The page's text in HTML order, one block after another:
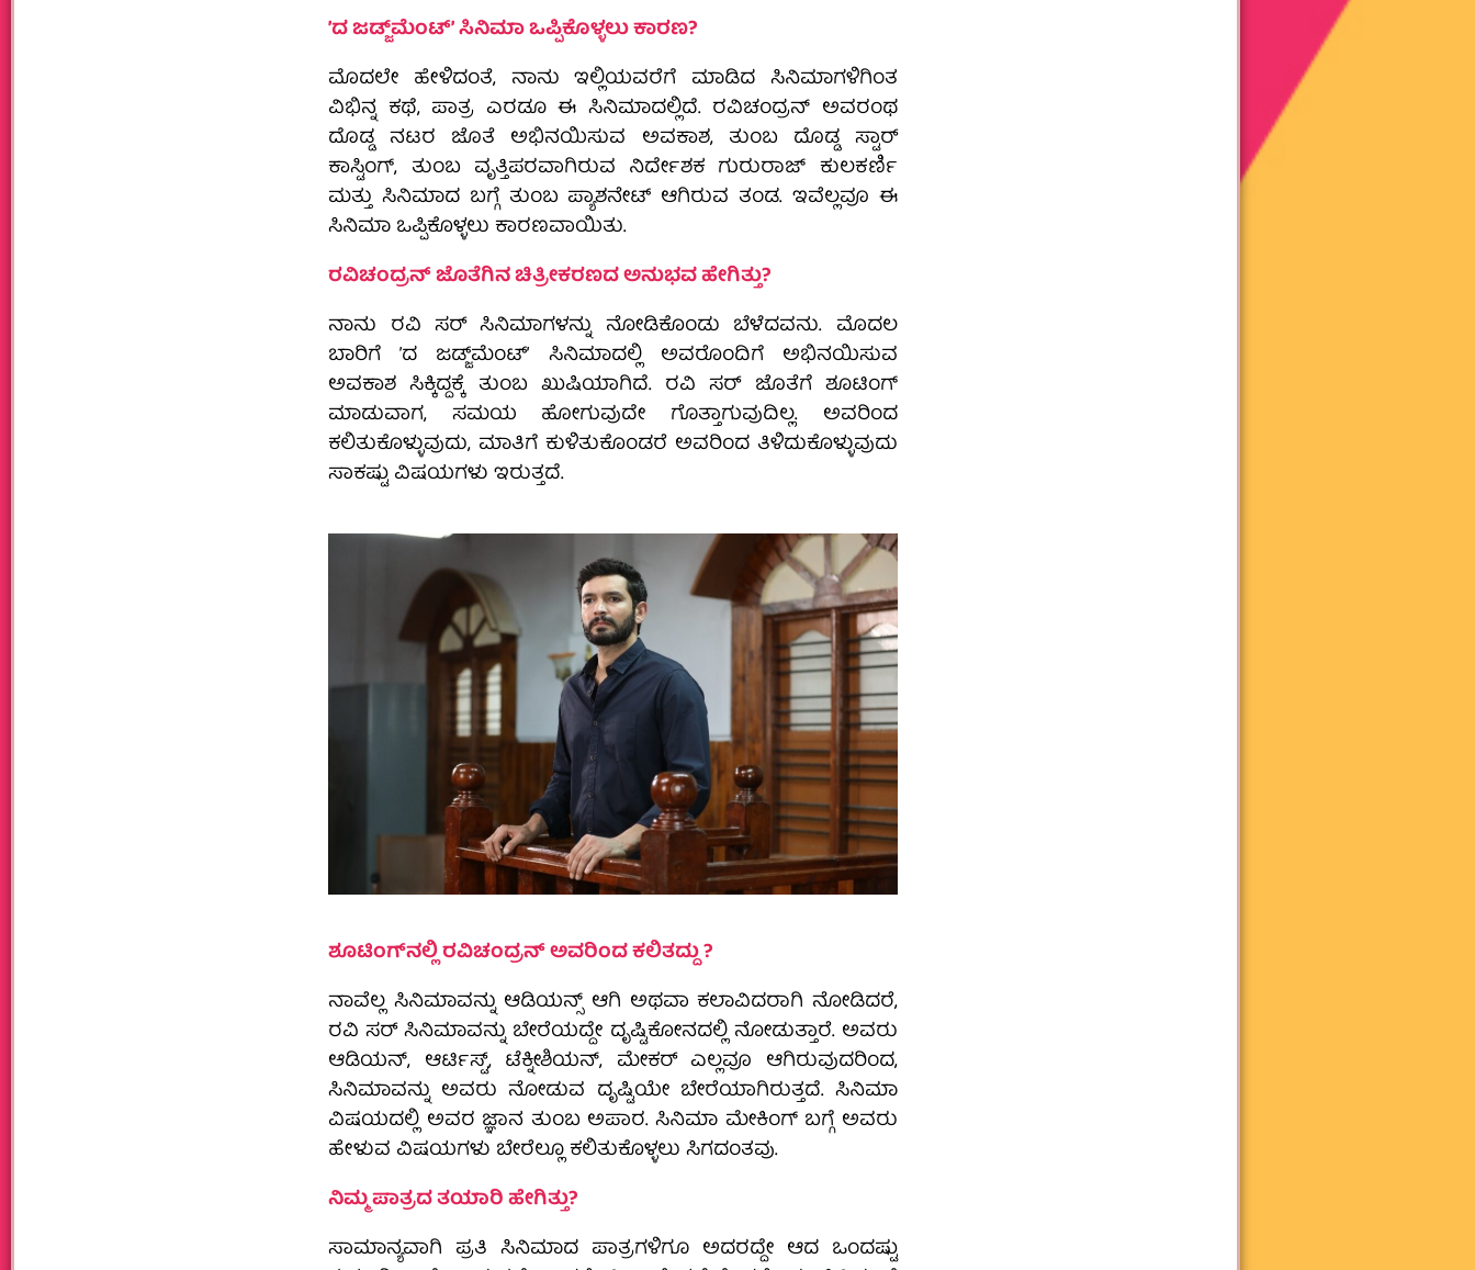
ʼದ ಜಡ್ಜ್‌ಮೆಂಟ್‌ʼ ಸಿನಿಮಾ ಒಪ್ಪಿಕೊಳ್ಳಲು ಕಾರಣ?
ಮೊದಲೇ ಹೇಳಿದಂತೆ, ನಾನು ಇಲ್ಲಿಯವರೆಗೆ ಮಾಡಿದ ಸಿನಿಮಾಗಳಿಗಿಂತ
ವಿಭಿನ್ನ ಕಥೆ, ಪಾತ್ರ ಎರಡೂ ಈ ಸಿನಿಮಾದಲ್ಲಿದೆ. ರವಿಚಂದ್ರನ್‌ ಅವರಂಥ
ದೊಡ್ಡ ನಟರ ಜೊತೆ ಅಭಿನಯಿಸುವ ಅವಕಾಶ, ತುಂಬ ದೊಡ್ಡ ಸ್ಟಾರ್‌
ಕಾಸ್ಟಿಂಗ್‌, ತುಂಬ ವೃತ್ತಿಪರವಾಗಿರುವ ನಿರ್ದೇಶಕ ಗುರುರಾಜ್‌ ಕುಲಕರ್ಣಿ
ಮತ್ತು ಸಿನಿಮಾದ ಬಗ್ಗೆ ತುಂಬ ಪ್ಯಾಶನೇಟ್‌ ಆಗಿರುವ ತಂಡ. ಇವೆಲ್ಲವೂ ಈ
ಸಿನಿಮಾ ಒಪ್ಪಿಕೊಳ್ಳಲು ಕಾರಣವಾಯಿತು.
ರವಿಚಂದ್ರನ್‌ ಜೊತೆಗಿನ ಚಿತ್ರೀಕರಣದ ಅನುಭವ ಹೇಗಿತ್ತು?
ನಾನು ರವಿ ಸರ್‌ ಸಿನಿಮಾಗಳನ್ನು ನೋಡಿಕೊಂಡು ಬೆಳೆದವನು. ಮೊದಲ
ಬಾರಿಗೆ ʼದ ಜಡ್ಜ್‌ಮೆಂಟ್‌ʼ ಸಿನಿಮಾದಲ್ಲಿ ಅವರೊಂದಿಗೆ ಅಭಿನಯಿಸುವ
ಅವಕಾಶ ಸಿಕ್ಕಿದ್ದಕ್ಕೆ ತುಂಬ ಖುಷಿಯಾಗಿದೆ. ರವಿ ಸರ್‌ ಜೊತೆಗೆ ಶೂಟಿಂಗ್‌
ಮಾಡುವಾಗ, ಸಮಯ ಹೋಗುವುದೇ ಗೊತ್ತಾಗುವುದಿಲ್ಲ. ಅವರಿಂದ
ಕಲಿತುಕೊಳ್ಳುವುದು, ಮಾತಿಗೆ ಕುಳಿತುಕೊಂಡರೆ ಅವರಿಂದ ತಿಳಿದುಕೊಳ್ಳುವುದು
ಸಾಕಷ್ಟು ವಿಷಯಗಳು ಇರುತ್ತದೆ.
ಶೂಟಿಂಗ್‌ನಲ್ಲಿ ರವಿಚಂದ್ರನ್‌ ಅವರಿಂದ ಕಲಿತದ್ದು ?
ನಾವೆಲ್ಲ ಸಿನಿಮಾವನ್ನು ಆಡಿಯನ್ಸ್‌ ಆಗಿ ಅಥವಾ ಕಲಾವಿದರಾಗಿ ನೋಡಿದರೆ,
ರವಿ ಸರ್‌ ಸಿನಿಮಾವನ್ನು ಬೇರೆಯದ್ದೇ ದೃಷ್ಟಿಕೋನದಲ್ಲಿ ನೋಡುತ್ತಾರೆ. ಅವರು
ಆಡಿಯನ್‌, ಆರ್ಟಿಸ್ಟ್‌, ಟೆಕ್ನೀಶಿಯನ್‌, ಮೇಕರ್‌ ಎಲ್ಲವೂ ಆಗಿರುವುದರಿಂದ,
ಸಿನಿಮಾವನ್ನು ಅವರು ನೋಡುವ ದೃಷ್ಟಿಯೇ ಬೇರೆಯಾಗಿರುತ್ತದೆ. ಸಿನಿಮಾ
ವಿಷಯದಲ್ಲಿ ಅವರ ಜ್ಞಾನ ತುಂಬ ಅಪಾರ. ಸಿನಿಮಾ ಮೇಕಿಂಗ್‌ ಬಗ್ಗೆ ಅವರು
ಹೇಳುವ ವಿಷಯಗಳು ಬೇರೆಲ್ಲೂ ಕಲಿತುಕೊಳ್ಳಲು ಸಿಗದಂತವು.
ನಿಮ್ಮ ಪಾತ್ರದ ತಯಾರಿ ಹೇಗಿತ್ತು?
ಸಾಮಾನ್ಯವಾಗಿ ಪ್ರತಿ ಸಿನಿಮಾದ ಪಾತ್ರಗಳಿಗೂ ಅದರದ್ದೇ ಆದ ಒಂದಷ್ಟು